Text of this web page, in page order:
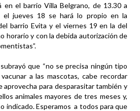
en el barrio Villa Belgrano, de 13.30 a
el jueves 18 se hará lo propio en la
barrio Evita y el viernes 19 en la del
horario y con la debida autorización de
que “no se precisa ningún tipo
a las mascotas, cabe recordar
para desparasitar también y
animales mayores de tres meses y,
indicado. Esperamos a todos para que